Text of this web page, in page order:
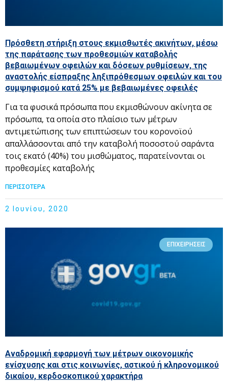
Πρόσθετη στήριξη στους εκμισθωτές ακινήτων, μέσω
της παράτασης των προθεσμιών καταβολής
βεβαιωμένων οφειλών και δόσεων ρυθμίσεων, της
αναστολής είσπραξης ληξιπρόθεσμων οφειλών και του
συμψηφισμού κατά 25% με βεβαιωμένες οφειλές
Για τα φυσικά πρόσωπα που εκμισθώνουν ακίνητα σε
πρόσωπα, τα οποία στο πλαίσιο των μέτρων
αντιμετώπισης των επιπτώσεων του κορονοϊού
απαλλάσσονται από την καταβολή ποσοστού σαράντα
τοις εκατό (40%) του μισθώματος, παρατείνονται οι
προθεσμίες καταβολής
ΠΕΡΙΣΣΟΤΕΡΑ
2 Ιουνίου, 2020
ΕΠΙΧΕΙΡΉΣΕΙΣ
Αναδρομική εφαρμογή των μέτρων οικονομικής
ενίσχυσης και στις κοινωνίες, αστικού ή κληρονομικού
δικαίου, κερδοσκοπικού χαρακτήρα